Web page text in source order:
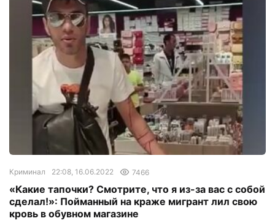
Криминал 22:08, 16.06.2022 7466
«Какие тапочки? Смотрите, что я из-за вас с собой
сделал!»: Пойманный на краже мигрант лил свою
кровь в обувном магазине